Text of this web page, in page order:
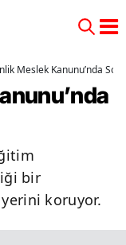
Meslek Kanunu’nda
bir
koruyor.